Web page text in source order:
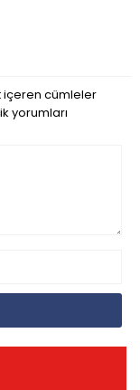
içeren cümleler
yorumları